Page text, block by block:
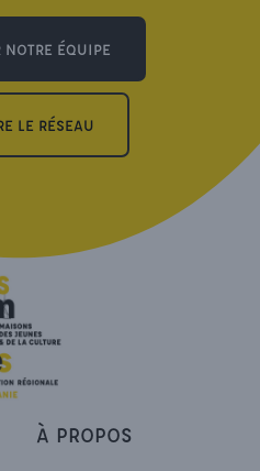
NOTRE ÉQUIPE
LE RÉSEAU
À PROPOS